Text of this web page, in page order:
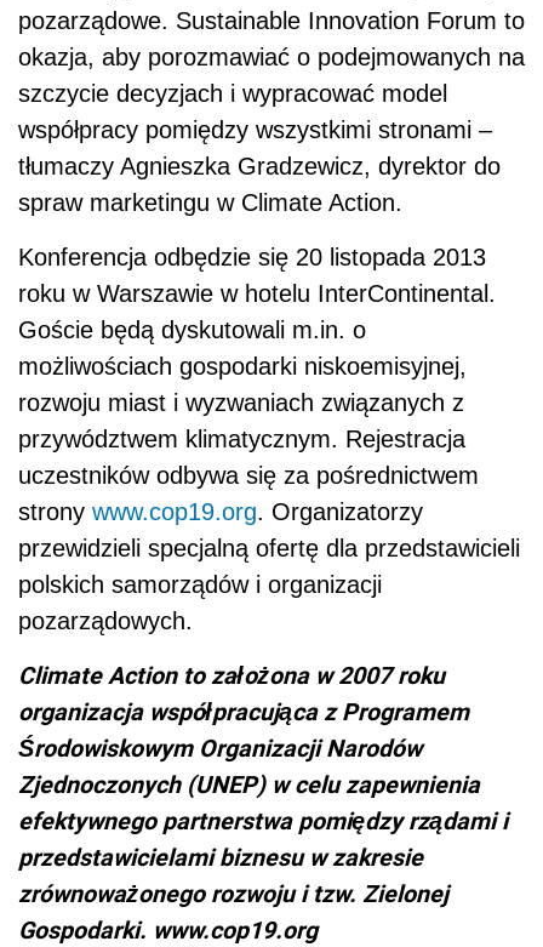
pozarządowe. Sustainable Innovation Forum to
okazja, aby porozmawiać o podejmowanych na
szczycie decyzjach i wypracować model
współpracy pomiędzy wszystkimi stronami –
tłumaczy Agnieszka Gradzewicz, dyrektor do
spraw marketingu w Climate Action.
Konferencja odbędzie się 20 listopada 2013
roku w Warszawie w hotelu InterContinental.
Goście będą dyskutowali m.in. o
możliwościach gospodarki niskoemisyjnej,
rozwoju miast i wyzwaniach związanych z
przywództwem klimatycznym. Rejestracja
uczestników odbywa się za pośrednictwem
strony www.cop19.org. Organizatorzy
przewidzieli specjalną ofertę dla przedstawicieli
polskich samorządów i organizacji
pozarządowych.
Climate Action to założona w 2007 roku
organizacja współpracująca z Programem
Środowiskowym Organizacji Narodów
Zjednoczonych (UNEP) w celu zapewnienia
efektywnego partnerstwa pomiędzy rządami i
przedstawicielami biznesu w zakresie
zrównoważonego rozwoju i tzw. Zielonej
Gospodarki. www.cop19.org